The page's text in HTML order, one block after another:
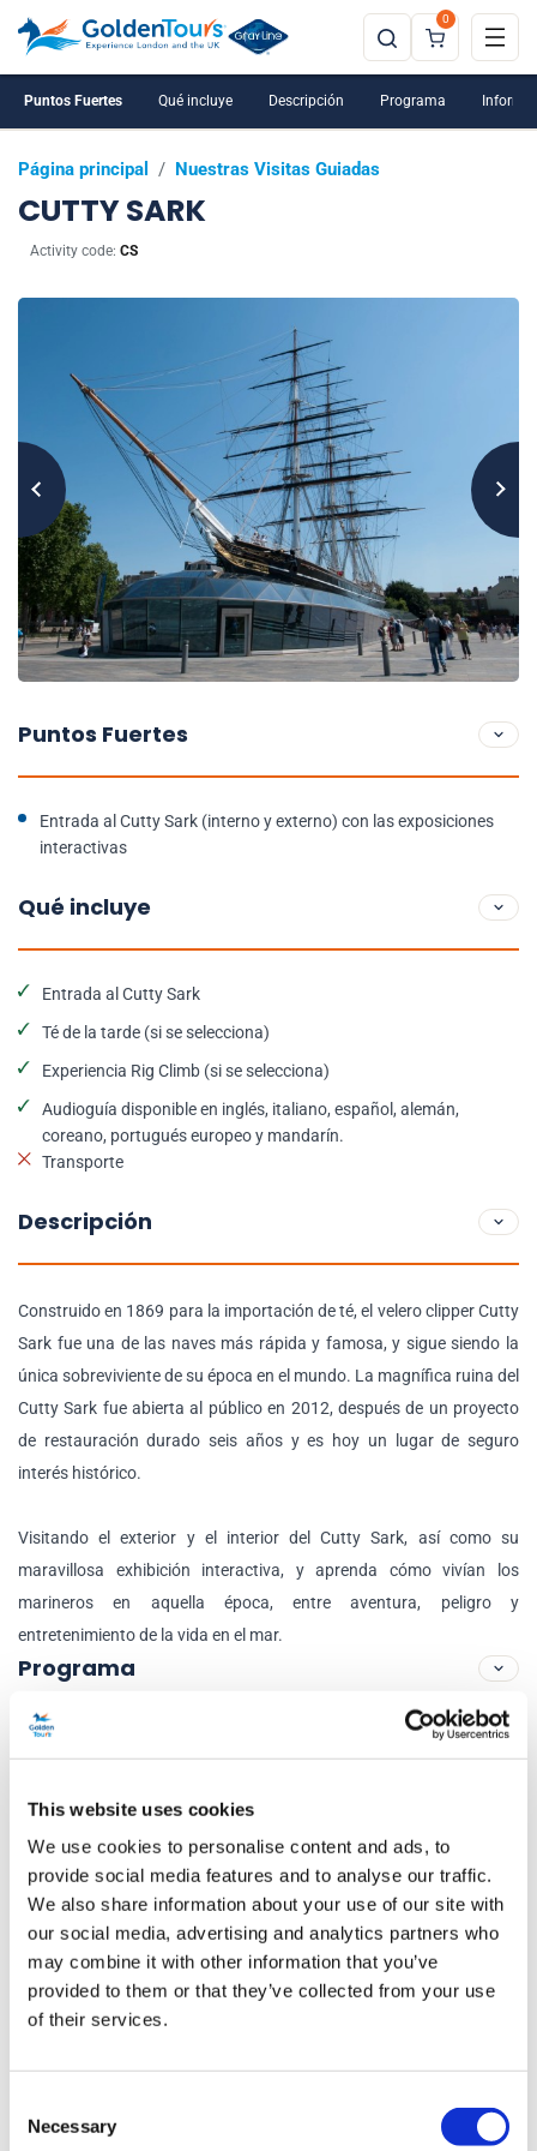
This website uses cookies
We use cookies to personalise content and ads, to
provide social media features and to analyse our traffic.
We also share information about your use of our site with
our social media, advertising and analytics partners who
may combine it with other information that you’ve
provided to them or that they’ve collected from your use
of their services.
Selection
Necessary
0
Página principal / Nuestras Visitas Guiadas
CUTTY SARK
Activity code: CS
Puntos Fuertes Qué incluye Descripción Programa
Puntos Fuertes
Entrada al Cutty Sark (interno y externo) con las exposiciones
interactivas
Qué incluye
Entrada al Cutty Sark
Té de la tarde (si se selecciona)
Experiencia Rig Climb (si se selecciona)
Audioguía disponible en inglés, italiano, español, alemán,
coreano, portugués europeo y mandarín.
Transporte
Descripción
Construido en 1869 para la importación de té, el velero clipper Cutty
Sark fue una de las naves más rápida y famosa, y sigue siendo la
única sobreviviente de su época en el mundo. La magnífica ruina del
Cutty Sark fue abierta al público en 2012, después de un proyecto
de restauración durado seis años y es hoy un lugar de seguro
interés histórico.
Visitando el exterior y el interior del Cutty Sark, así como su
maravillosa exhibición interactiva, y aprenda cómo vivían los
marineros en aquella época, entre aventura, peligro y
entretenimiento de la vida en el mar.
Programa
Días de operación:todos los dias
Horario de apertura:A partir de las 10.00 h hasta las 17.00 h
(ultima entrada a las 16.15 h)
Información adicional
Si tiene un requerimiento dietético específico, envíe un correo
electrónico a
al menos
5 días